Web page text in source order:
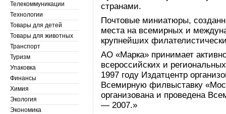
странами.
Почтовые миниатюры,
места на всемирных и
крупнейших
АО «Марка» принимает
всероссийских и
1997 году Издатцентр
Всемирную филвыставку
организована и проведена
— 2007.»
Телекоммуникации
Технологии
Товары для детей
Товары для животных
Транспорт
Туризм
Упаковка
Финансы
Химия
Экология
Экономика